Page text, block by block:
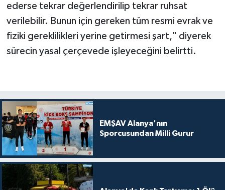
ederse tekrar değerlendirilip tekrar ruhsat
verilebilir. Bunun için gereken tüm resmi evrak ve
fiziki gereklilikleri yerine getirmesi şart," diyerek
sürecin yasal çerçevede işleyeceğini belirtti.
EMŞAV Alanya'nın
Sporcusundan Milli Gurur